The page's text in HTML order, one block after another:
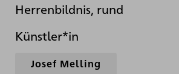
Herrenbildnis, rund
Künstler*in
Josef Melling